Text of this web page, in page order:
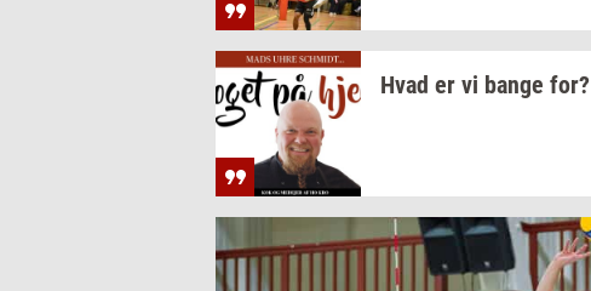
Hvad er vi bange for?